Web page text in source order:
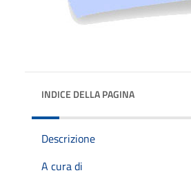
INDICE DELLA PAGINA
Descrizione
A cura di